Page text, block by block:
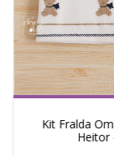
Kit Fralda
Heitor